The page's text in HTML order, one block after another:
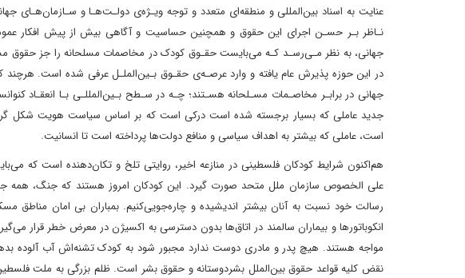
عنایت به اسناد بین‌المللی و منطقه‌ای متعدد و توجه ویـژه‌ی دولـت‌هـا و سـازمان‌هـای
نـاظر بـر حسـن اجرای این حقوق و همچنین حساسیت و آگاهی بیش از پیش افکار
جهانی، به نظر مـی‌رسـد کـه می‌بایست حقـوق کودک در مخاصمات مسلحانه را جز حقوق
در این حوزه پذیرش عام یافته و وارد عرصـه‌ی حقـوق بـین‌الملـل عرفی شده است. هرچند
جهانی در برابـر مخاصـمات مسـلحانه هسـتند؛ چـه در سـطح بـین‌المللـی بـا انعقـاد
جدید عاملی که بسیار برجسته شده است درکی است که بر اساس سیاست هویت شکل
است، عاملی که بیشتر به اهداف سیاسی و منافع دولت‌ها پرداخته است تا انسانیت.
هم‌اکنون شرایط کودکان فلسطینی در منازعه اخیر، روایتی تلخ و تکان‌دهنده است‌
علی الخصوص سازمان ملل متحد صورت گیرد. این کودکان امروز هستند که جنگ، همه
رسالت خود نسبت به آنان بیشتر اندیشیده و چاره‌جویی‌کنیم. بمباران بی امان مناطق
انکوباتورها و بیماران سالمند در اتاق‌ها بدون دسترسی به اکسیژن در معرض خطر قرار
مواجه هستند. هیچ پدر و مادری دوست ندارد مجبور شود به کودک تشنه‌اش آب آلوده
نقض کلیه قواعد حقوق بین‌الملل بشردوستانه و حقوق بشر است. ظلم بزرگی به ملت